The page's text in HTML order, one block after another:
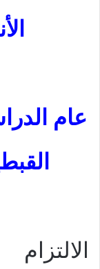
عام
الالتزام